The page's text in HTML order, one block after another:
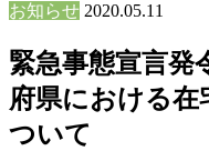
お知らせ 2020.05.11
緊急事態宣言発
府県における在
ついて